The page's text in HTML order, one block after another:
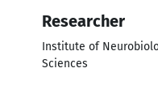
Researcher
Institute of
Sciences